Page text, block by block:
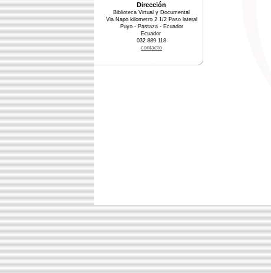
Dirección
Biblioteca Virtual y Documental
Via Napo kilometro 2 1/2 Paso lateral
Puyo - Pastaza - Ecuador
Ecuador
032 889 118
contacto